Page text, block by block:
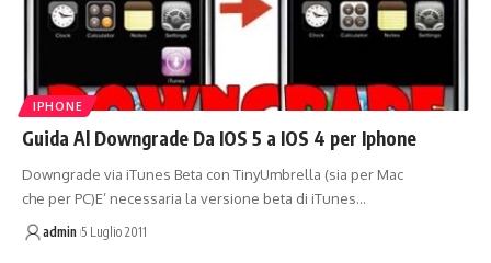
IPHONE
Guida Al Downgrade Da IOS 5 a IOS 4 per Iphone
Downgrade via iTunes Beta con TinyUmbrella (sia per Mac
che per PC)E’ necessaria la versione beta di iTunes…
admin 5 Luglio 2011